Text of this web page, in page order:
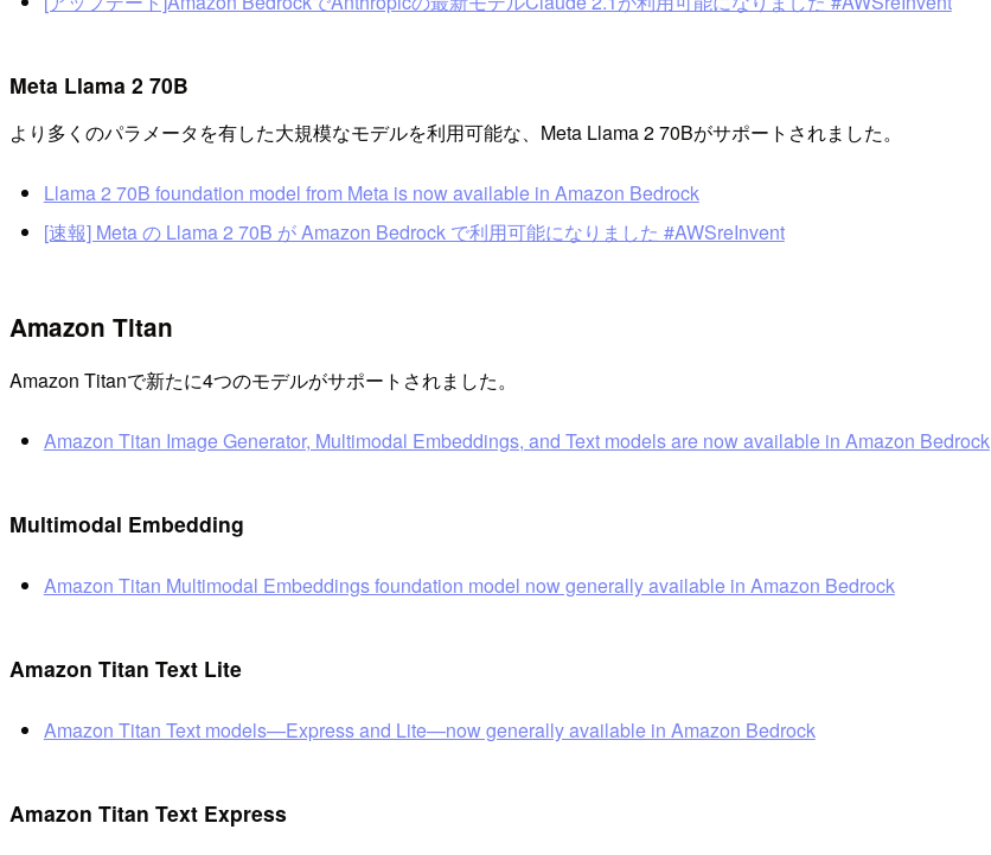
Meta Llama 2 70B
より多くのパラメータを有した大規模なモデルを利用可能な、Meta Llama 2 70Bがサポートされました。
Llama 2 70B foundation model from Meta is now available in Amazon Bedrock
[速報] Meta の Llama 2 70B が Amazon Bedrock で利用可能になりました #AWSreInvent
Amazon Titan
Amazon Titanで新たに4つのモデルがサポートされました。
Amazon Titan Image Generator, Multimodal Embeddings, and Text models are now available in Amazon Bedrock
Multimodal Embedding
Amazon Titan Multimodal Embeddings foundation model now generally available in Amazon Bedrock
Amazon Titan Text Lite
Amazon Titan Text models—Express and Lite—now generally available in Amazon Bedrock
Amazon Titan Text Express